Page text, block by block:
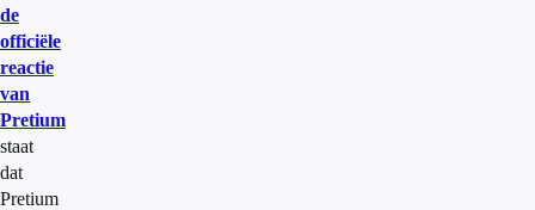
de
officiële
reactie
van
Pretium
staat
dat
Pretium